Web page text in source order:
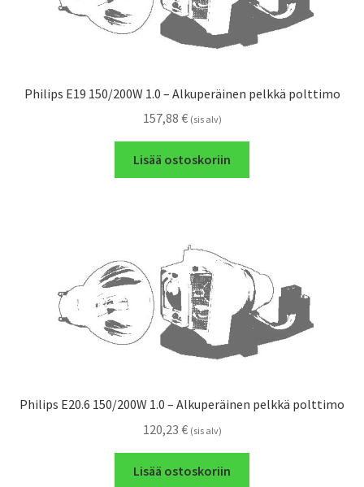
Philips E19 150/200W 1.0 – Alkuperäinen pelkkä polttimo
157,88 € (sis alv)
Lisää ostoskoriin
Philips E20.6 150/200W 1.0 – Alkuperäinen pelkkä polttimo
120,23 € (sis alv)
Lisää ostoskoriin